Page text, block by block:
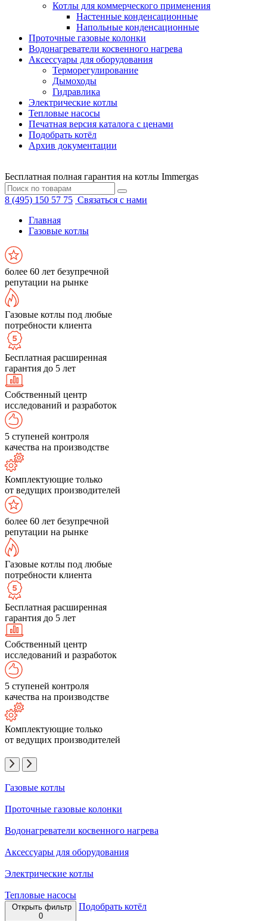
Котлы для коммерческого применения
Настенные конденсационные
Напольные конденсационные
Проточные газовые колонки
Водонагреватели косвенного нагрева
Аксессуары для оборудования
Терморегулирование
Дымоходы
Гидравлика
Электрические котлы
Тепловые насосы
Печатная версия каталога с ценами
Подобрать котёл
Архив документации
Бесплатная полная гарантия на котлы Immergas
8 (495) 150 57 75 Связаться с нами
Главная
Газовые котлы
более 60 лет безупречной
репутации на рынке
Газовые котлы под любые
потребности клиента
Бесплатная расширенная
гарантия до 5 лет
Собственный центр
исследований и разработок
5 ступеней контроля
качества на производстве
Комплектующие только
от ведущих производителей
более 60 лет безупречной
репутации на рынке
Газовые котлы под любые
потребности клиента
Бесплатная расширенная
гарантия до 5 лет
Собственный центр
исследований и разработок
5 ступеней контроля
качества на производстве
Комплектующие только
от ведущих производителей
Газовые котлы
Проточные газовые колонки
Водонагреватели косвенного нагрева
Аксессуары для оборудования
Электрические котлы
Тепловые насосы
Открыть фильтр
0
Подобрать котёл